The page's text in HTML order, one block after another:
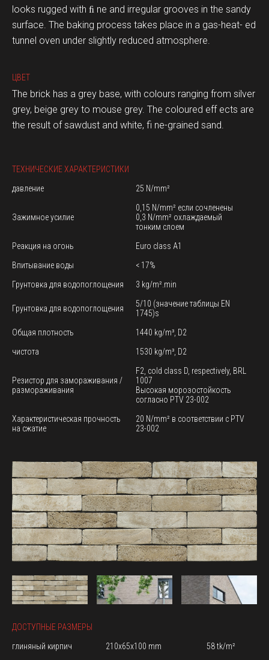
ДОСТУПНЫЕ РАЗМЕРЫ
глиняный кирпич
210x65x100 mm
58 tk/m²
looks rugged with ﬁ ne and irregular grooves in the sandy
surface. The baking process takes place in a gas-heat- ed
tunnel oven under slightly reduced atmosphere.
ЦВЕТ
The brick has a grey base, with colours ranging from silver
grey, beige grey to mouse grey. The coloured eff ects are
the result of sawdust and white, fi ne-grained sand.
ТЕХНИЧЕСКИЕ ХАРАКТЕРИСТИКИ
давление
25 N/mm²
Зажимное усилие
0,15 N/mm² если сочленены
0,3 N/mm² охлаждаемый
тонким слоем
Реакция на огонь
Euro class A1
Впитывание воды
< 17%
Грунтовка для водопоглощения
3 kg/m².min
Грунтовка для водопоглощения
5/10 (значение таблицы EN
1745)s
Общая плотность
1440 kg/m³, D2
чистота
1530 kg/m³, D2
Резистор для замораживания /
размораживания
F2, cold class D, respectively, BRL
1007
Высокая морозостойкость
согласно PTV 23-002
Характеристическая прочность
на сжатие
20 N/mm² в соответствии с PTV
23-002